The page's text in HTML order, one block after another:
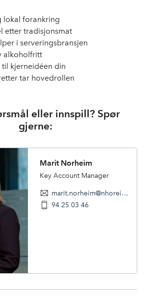
lokal forankring
etter tradisjonsmat
i serveringsbransjen
alkoholfritt
kjerneidéen din
tar hovedrollen
eller innspill? Spør
gjerne:
Marit Norheim
Key Account Manager
marit.norheim@nhoreiseliv.no
94 25 03 46